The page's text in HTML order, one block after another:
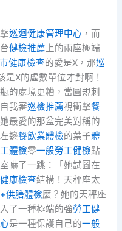
巡迴健康管理中心 ，而
台健檢推薦 上的兩座極端
健康檢查的愛是X，那巡
是X的虛數單位才對啊！
的處境更糟，當圓規刺
我審巡檢推薦視衝擊餐
她最愛的那盆完美對稱的
邊餐飲業體檢的葉子體
體檢零一般勞工健檢點
嚇了一跳：「她試圖在
康檢查結構！天秤座太
供膳體檢麼？她的天秤座
了一種極端的強勞工健
是一種保護自己的一般